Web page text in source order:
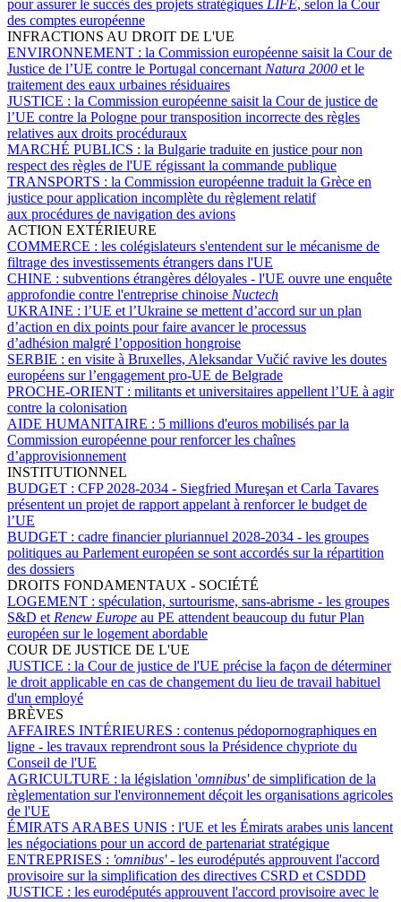
pour assurer le succès des projets stratégiques LIFE, selon la Cour
des comptes européenne
INFRACTIONS AU DROIT DE L'UE
ENVIRONNEMENT : la Commission européenne saisit la Cour de
Justice de l’UE contre le Portugal concernant Natura 2000 et le
traitement des eaux urbaines résiduaires
JUSTICE : la Commission européenne saisit la Cour de justice de
l’UE contre la Pologne pour transposition incorrecte des règles
relatives aux droits procéduraux
MARCHÉ PUBLICS : la Bulgarie traduite en justice pour non
respect des règles de l'UE régissant la commande publique
TRANSPORTS : la Commission européenne traduit la Grèce en
justice pour application incomplète du règlement relatif
aux procédures de navigation des avions
ACTION EXTÉRIEURE
COMMERCE : les colégislateurs s'entendent sur le mécanisme de
filtrage des investissements étrangers dans l'UE
CHINE : subventions étrangères déloyales - l'UE ouvre une enquête
approfondie contre l'entreprise chinoise Nuctech
UKRAINE : l’UE et l’Ukraine se mettent d’accord sur un plan
d’action en dix points pour faire avancer le processus
d’adhésion malgré l’opposition hongroise
SERBIE : en visite à Bruxelles, Aleksandar Vučić ravive les doutes
européens sur l’engagement pro-UE de Belgrade
PROCHE-ORIENT : militants et universitaires appellent l’UE à agir
contre la colonisation
AIDE HUMANITAIRE : 5 millions d'euros mobilisés par la
Commission européenne pour renforcer les chaînes
d’approvisionnement
INSTITUTIONNEL
BUDGET : CFP 2028-2034 - Siegfried Mureşan et Carla Tavares
présentent un projet de rapport appelant à renforcer le budget de
l’UE
BUDGET : cadre financier pluriannuel 2028-2034 - les groupes
politiques au Parlement européen se sont accordés sur la répartition
des dossiers
DROITS FONDAMENTAUX - SOCIÉTÉ
LOGEMENT : spéculation, surtourisme, sans-abrisme - les groupes
S&D et Renew Europe au PE attendent beaucoup du futur Plan
européen sur le logement abordable
COUR DE JUSTICE DE L'UE
JUSTICE : la Cour de justice de l'UE précise la façon de déterminer
le droit applicable en cas de changement du lieu de travail habituel
d'un employé
BRÈVES
AFFAIRES INTÉRIEURES : contenus pédopornographiques en
ligne - les travaux reprendront sous la Présidence chypriote du
Conseil de l'UE
AGRICULTURE : la législation 'omnibus'de simplification de la
règlementation sur l'environnement déçoit les organisations agricoles
de l'UE
ÉMIRATS ARABES UNIS : l'UE et les Émirats arabes unis lancent
les négociations pour un accord de partenariat stratégique
ENTREPRISES : 'omnibus'- les eurodéputés approuvent l'accord
provisoire sur la simplification des directives CSRD et CSDDD
JUSTICE : les eurodéputés approuvent l'accord provisoire avec le